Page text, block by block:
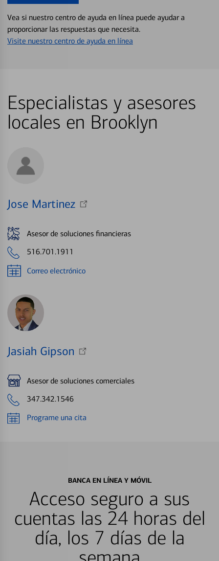
Vea si nuestro centro de ayuda en línea puede ayudar a
proporcionar las respuestas que necesita.
Visite nuestro centro de ayuda en línea
Especialistas y asesores
locales en Brooklyn
Jose Martinez
Asesor de soluciones financieras
516.701.1911
Correo electrónico
Jasiah Gipson
Asesor de soluciones comerciales
347.342.1546
Programe una cita
BANCA EN LÍNEA Y MÓVIL
Acceso seguro a sus
cuentas las 24 horas del
día, los 7 días de la